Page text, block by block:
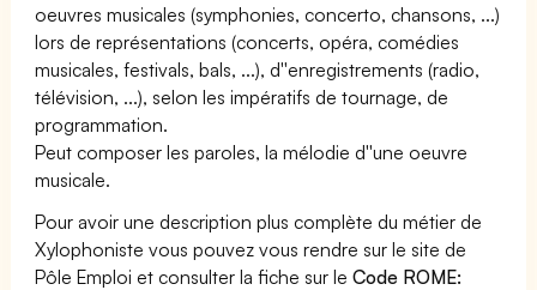
oeuvres musicales (symphonies, concerto, chansons, ...)
lors de représentations (concerts, opéra, comédies
musicales, festivals, bals, ...), d''enregistrements (radio,
télévision, ...), selon les impératifs de tournage, de
programmation.
Peut composer les paroles, la mélodie d''une oeuvre
musicale.
Pour avoir une description plus complète du métier de
Xylophoniste vous pouvez vous rendre sur le site de
Pôle Emploi et consulter la fiche sur leCode ROME: